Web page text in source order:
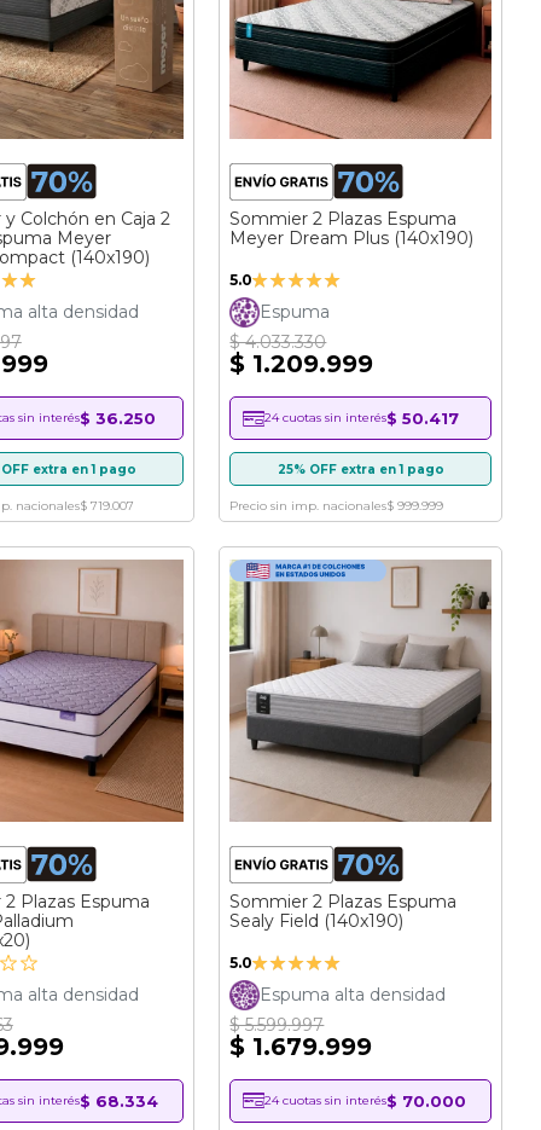
Colchón en Caja 2
Meyer
(140x190)
alta densidad
sin interés$ 36.250
extra en 1 pago
nacionales$ 719.007
Sommier 2 Plazas Espuma
Meyer Dream Plus (140x190)
5.0Valoración:
100%
Espuma
$ 4.033.330
$ 1.209.999
24 cuotas sin interés$ 50.417
25% OFF extra en 1 pago
Precio sin imp. nacionales$ 999.999
Plazas Espuma
alta densidad
sin interés$ 68.334
Sommier 2 Plazas Espuma
Sealy Field (140x190)
5.0Valoración:
100%
Espuma alta densidad
$ 5.599.997
$ 1.679.999
24 cuotas sin interés$ 70.000